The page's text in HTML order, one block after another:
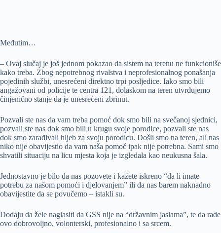
Međutim…
– Ovaj slučaj je još jednom pokazao da sistem na terenu ne funkcioniše
kako treba. Zbog nepotrebnog rivalstva i neprofesionalnog ponašanja
pojedinih službi, unesrećeni direktno trpi posljedice. Iako smo bili
angažovani od policije te centra 121, dolaskom na teren utvrđujemo
činjenično stanje da je unesrećeni zbrinut.
Pozvali ste nas da vam treba pomoć dok smo bili na svečanoj sjednici,
pozvali ste nas dok smo bili u krugu svoje porodice, pozvali ste nas
dok smo zarađivali hljeb za svoju porodicu. Došli smo na teren, ali nas
niko nije obavijestio da vam naša pomoć ipak nije potrebna. Sami smo
shvatili situaciju na licu mjesta koja je izgledala kao neukusna šala.
Jednostavno je bilo da nas pozovete i kažete iskreno “da li imate
potrebu za našom pomoći i djelovanjem” ili da nas barem naknadno
obavijestite da se povučemo – istakli su.
Dodaju da žele naglasiti da GSS nije na “državnim jaslama”, te da rade
ovo dobrovoljno, volonterski, profesionalno i sa srcem.